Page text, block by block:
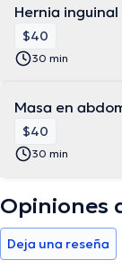
Hernia inguinal
$40
30 min
Masa en
$40
30 min
Opiniones
Deja una reseña